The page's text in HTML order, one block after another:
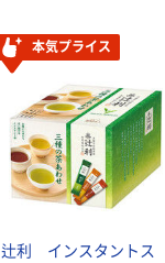
本気プライス
辻利 インスタントス